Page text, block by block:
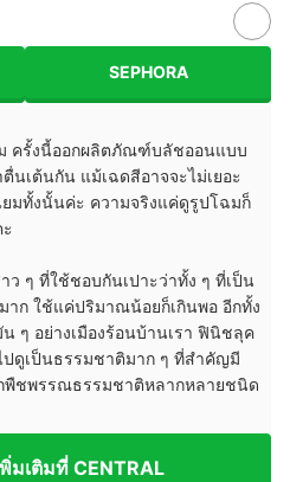
SEPHORA
ม ครั้งนี้ออกผลิตภัณฑ์บลัชออนแบบ
นเต้นกัน แม้เฉดสีอาจจะไม่เยอะ
มทั้งนั้นค่ะ ความจริงแค่ดูรูปโฉมก็
ว ๆ ที่ใช้ชอบกันเปาะว่าทั้ง ๆ ที่เป็น
ก ใช้แค่ปริมาณน้อยก็เกินพอ อีกทั้ง
ๆ อย่างเมืองร้อนบ้านเรา ฟินิชลุค
ปดูเป็นธรรมชาติมาก ๆ ที่สำคัญมี
พืชพรรณธรรมชาติหลากหลายชนิด
มเติมที่ CENTRAL